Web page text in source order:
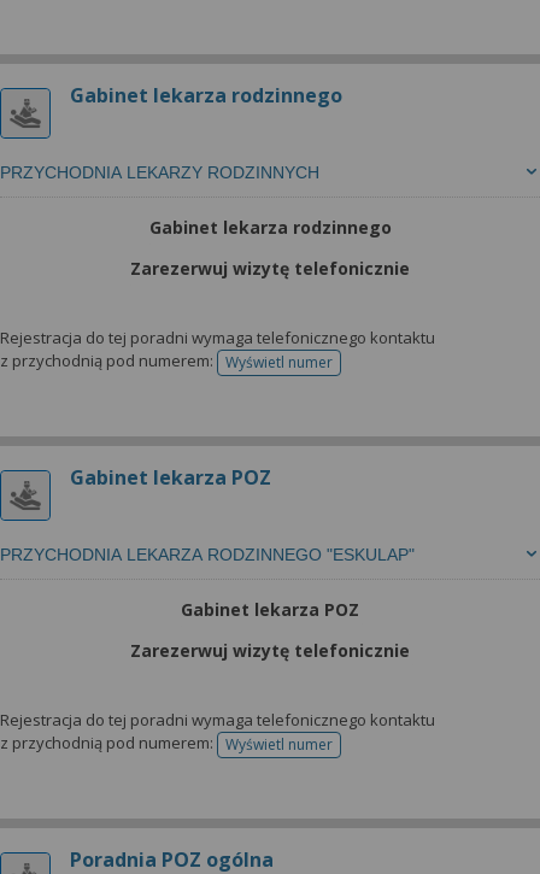
Gabinet lekarza rodzinnego
PRZYCHODNIA LEKARZY RODZINNYCH
Gabinet lekarza rodzinnego
Zarezerwuj wizytę telefonicznie
Rejestracja do tej poradni wymaga telefonicznego kontaktu
z przychodnią pod numerem:
Wyświetl numertelefonu do rejestracji
Gabinet lekarza POZ
PRZYCHODNIA LEKARZA RODZINNEGO "ESKULAP"
Gabinet lekarza POZ
Zarezerwuj wizytę telefonicznie
Rejestracja do tej poradni wymaga telefonicznego kontaktu
z przychodnią pod numerem:
Wyświetl numertelefonu do rejestracji
Poradnia POZ ogólna